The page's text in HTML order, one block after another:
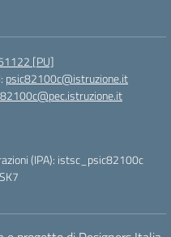
[PU]
psic82100c@istruzione.it
(IPA): istsc_psic82100c